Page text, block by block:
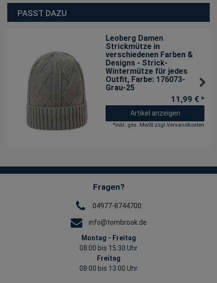
PASST DAZU
Leoberg Damen
Strickmütze in
verschiedenen Farben &
Designs - Strick-
Wintermütze für jedes
Outfit, Farbe: 176073-
Grau-25
11,99 € *
Artikel anzeigen
*inkl. ges. MwSt.zzgl.Versandkosten
Fragen?
04977-8744700
info@tombrook.de
Montag - Freitag
08:00 bis 15:30 Uhr
Freitag
08:00 bis 13:00 Uhr